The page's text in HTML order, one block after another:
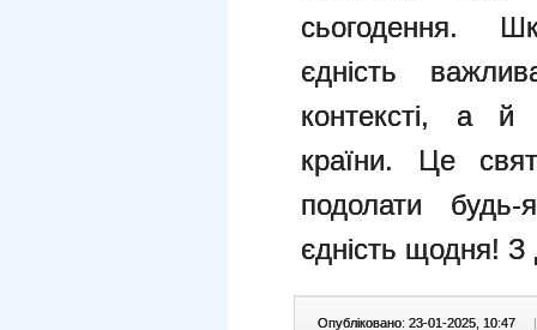
сьогодення.
єдність
контексті, а
країни. Це
подолати
єдність щодня!
Опубліковано: 23-01-2025, 10:47 |